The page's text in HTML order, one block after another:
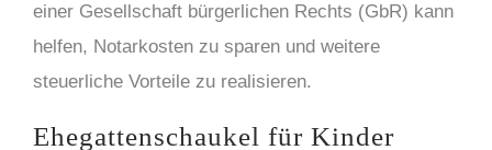
einer Gesellschaft bürgerlichen Rechts (GbR) kann
helfen, Notarkosten zu sparen und weitere
steuerliche Vorteile zu realisieren.
Ehegattenschaukel für Kinder